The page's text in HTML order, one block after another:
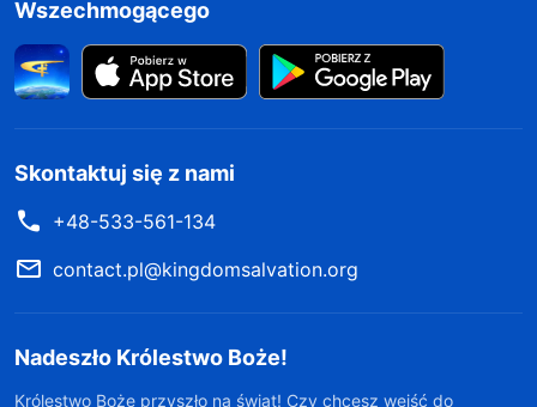
Wszechmogącego
Skontaktuj się z nami
+48-533-561-134
contact.pl@kingdomsalvation.org
Nadeszło Królestwo Boże!
Królestwo Boże przyszło na świat! Czy chcesz wejść do